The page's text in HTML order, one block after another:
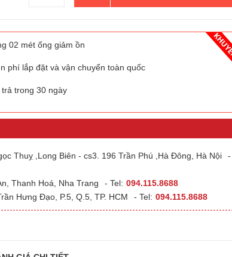
02 mét ống giảm ồn
phí lắp đặt và vận chuyển toàn quốc
trong 30 ngày
Thuỵ ,Long Biên - cs3. 196 Trần Phú ,Hà Đông, Hà Nội
-
Thanh Hoá, Nha Trang - Tel: 094.115.8688
Hưng Đạo, P.5, Q.5, TP. HCM - Tel: 094.115.8688